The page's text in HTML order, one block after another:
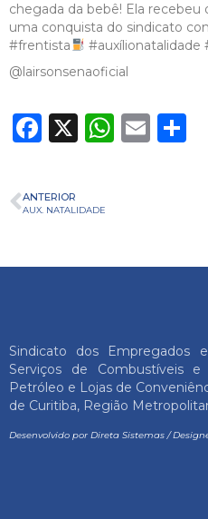
chegada da bebê! Ela
uma conquista do sindicato
#frentista
#auxílionatalidade
@lairsonsenaoficial
Facebook
X
ANTERIOR
AUX. NATALIDADE
Sindicato dos Empregados
Serviços de Combustíveis e
Petróleo e Lojas de
de Curitiba, Região
Desenvolvido por Direta Sistemas/